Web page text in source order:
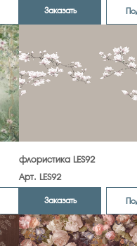
Заказать
флористика LES92
Арт. LES92
Заказать